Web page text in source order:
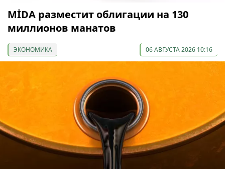
МİDA разместит облигации на 130
миллионов манатов
ЭКОНОМИКА 06 АВГУСТА 2026 10:16